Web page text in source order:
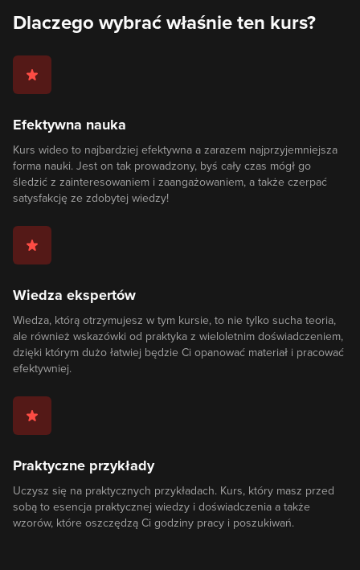
Dlaczego wybrać właśnie ten kurs?
Efektywna nauka
Kurs wideo to najbardziej efektywna a zarazem najprzyjemniejsza
forma nauki. Jest on tak prowadzony, byś cały czas mógł go
śledzić z zainteresowaniem i zaangażowaniem, a także czerpać
satysfakcję ze zdobytej wiedzy!
Wiedza ekspertów
Wiedza, którą otrzymujesz w tym kursie, to nie tylko sucha teoria,
ale również wskazówki od praktyka z wieloletnim doświadczeniem,
dzięki którym dużo łatwiej będzie Ci opanować materiał i pracować
efektywniej.
Praktyczne przykłady
Uczysz się na praktycznych przykładach. Kurs, który masz przed
sobą to esencja praktycznej wiedzy i doświadczenia a także
wzorów, które oszczędzą Ci godziny pracy i poszukiwań.